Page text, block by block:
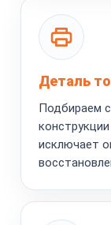
Деталь
Подбираем
исключает